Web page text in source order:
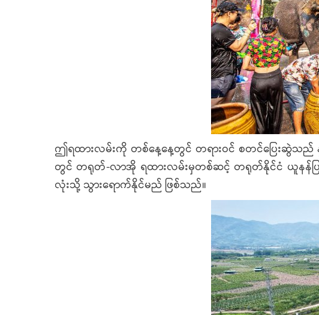
ဤရထားလမ်းကို တစ်နေ့နေ့တွင် တရားဝင် စတင်ပြေးဆွဲသည် နှ
တွင် တရုတ်-လာအို ရထားလမ်းမှတစ်ဆင့် တရုတ်နိုင်ငံ ယူနန်ပြည်
လုံးသို့ သွားရောက်နိုင်မည် ဖြစ်သည်။